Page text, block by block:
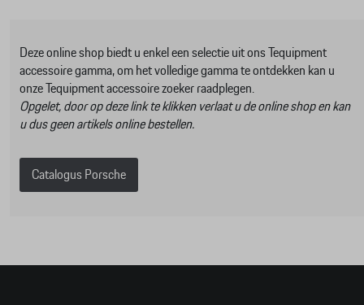
Deze online shop biedt u enkel een selectie uit ons Tequipment
accessoire gamma, om het volledige gamma te ontdekken kan u
onze Tequipment accessoire zoeker raadplegen.
Opgelet, door op deze link te klikken verlaat u de online shop en kan
u dus geen artikels online bestellen.
Catalogus Porsche